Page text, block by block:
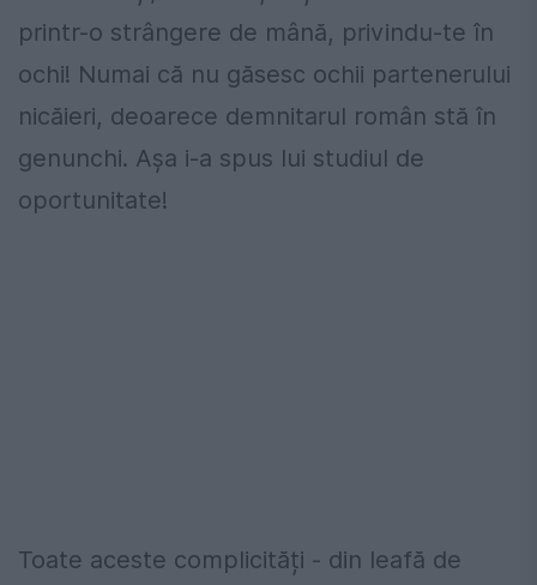
printr-o strângere de mână, privindu-te în
ochi! Numai că nu găsesc ochii partenerului
nicăieri, deoarece demnitarul român stă în
genunchi. Așa i-a spus lui studiul de
oportunitate!
Toate aceste complicități - din leafă de